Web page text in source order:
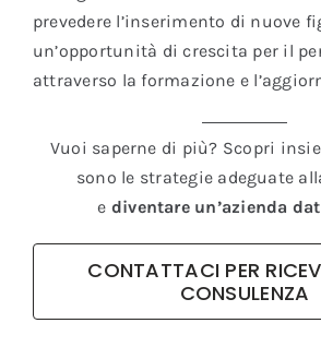
prevedere l’inserimento di nuove
un’opportunità di crescita per il
attraverso la formazione e
Vuoi saperne di più? Scopri
sono le strategie adeguate
e diventare un’azienda
CONTATTACI PER
CONSULENZA